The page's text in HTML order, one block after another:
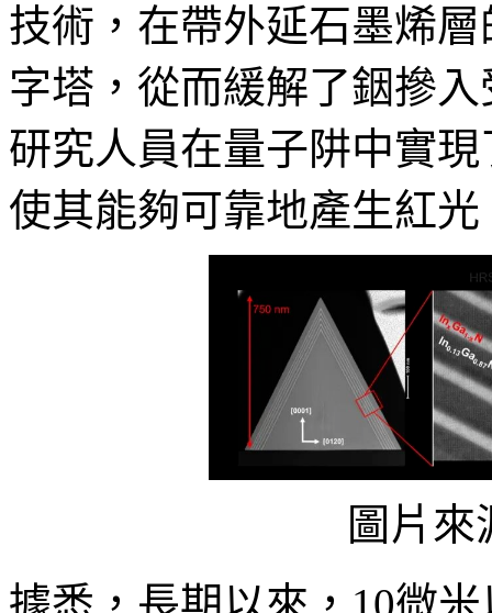
技術，在帶外延石墨烯
字塔，從而緩解了銦摻
研究人員在量子阱中實
使其能夠可靠地產生紅
圖片來
據悉，長期以來，10微